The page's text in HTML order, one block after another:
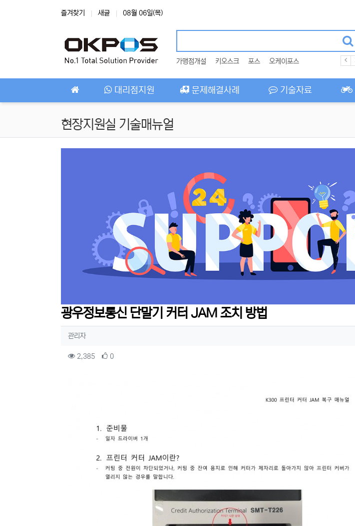
즐겨찾기 새글 08월 06일(목)
가맹점개설 키오스크 포스 오케이포스
대리점지원 문제해결사례 기술자료
현장지원실 기술매뉴얼
광우정보통신 단말기 커터 JAM 조치 방법
작성자 정보
관리자작성
컨텐츠 정보
2,385조회 0추천